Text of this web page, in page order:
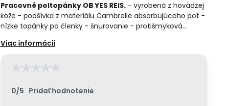
Pracovné poltopánky OB YES REIS.- vyrobená z hovädzej
kože - podšívka z materiálu Cambrelle absorbujúceho pot -
nízke topánky po členky - šnurovanie - protišmyková…
★★★★★
0/5 Pridať hodnotenie